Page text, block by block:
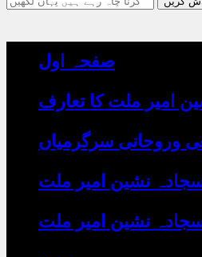
چاہ
صفحہ اول
امیر ملت کا تعارف
وروحانی سرگرمیاں
نشین امیر ملت
نشین امیر ملت